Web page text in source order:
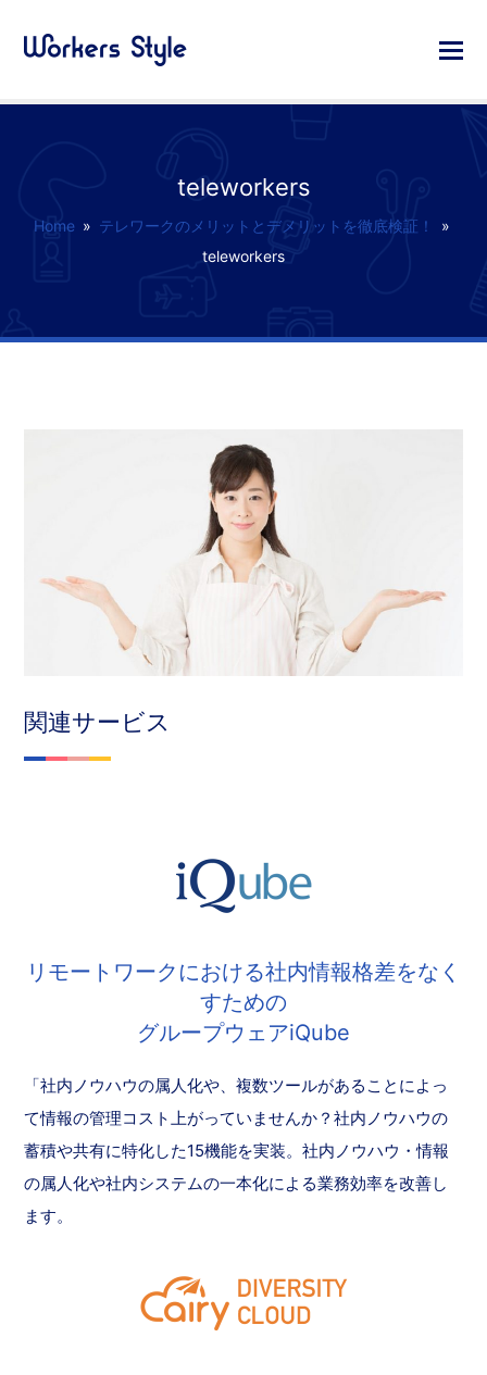
teleworkers
Home » テレワークのメリットとデメリットを徹底検証！
»
teleworkers
関連サービス
リモートワークにおける社内情報格差をなく
すための
グループウェアiQube
「社内ノウハウの属人化や、複数ツールがあることによっ
て情報の管理コスト上がっていませんか？社内ノウハウの
蓄積や共有に特化した15機能を実装。社内ノウハウ・情報
の属人化や社内システムの一本化による業務効率を改善し
ます。